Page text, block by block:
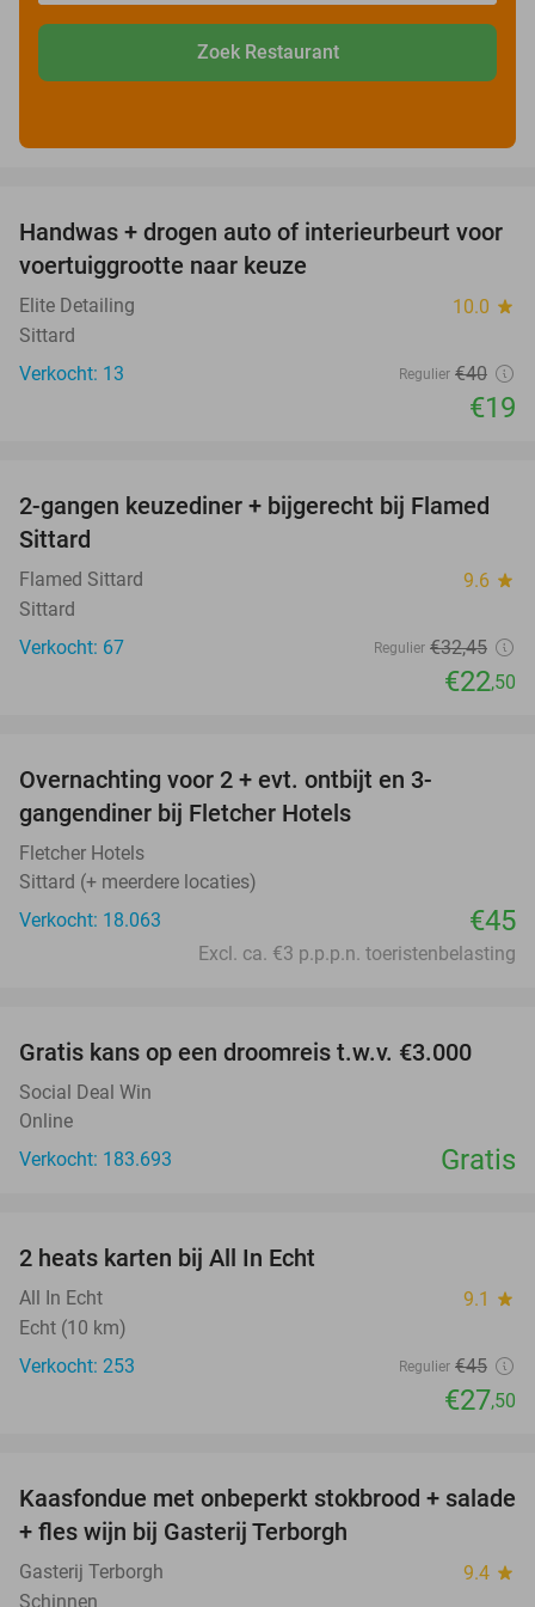
Zoek Restaurant
53%
Handwas + drogen auto of interieurbeurt voor
voertuiggrootte naar keuze
Elite Detailing 10.0 star
Sittard
Verkocht: 13
Regulier €40
€19
31%
2-gangen keuzediner + bijgerecht bij Flamed
Sittard
Flamed Sittard 9.6 star
Sittard
Verkocht: 67
Regulier €32,45
€22,50
Overnachting voor 2 + evt. ontbijt en 3-
gangendiner bij Fletcher Hotels
Fletcher Hotels
Sittard (+ meerdere locaties)
Verkocht: 18.063
€45
Excl. ca. €3 p.p.p.n. toeristenbelasting
Gratis kans op een droomreis t.w.v. €3.000
Social Deal Win
Online
Verkocht: 183.693
Gratis
2 heats karten bij All In Echt
All In Echt 9.1 star
Echt (10 km)
Verkocht: 253
Regulier €45
€27,50
44%
Kaasfondue met onbeperkt stokbrood + salade
+ fles wijn bij Gasterij Terborgh
Gasterij Terborgh 9.4 star
Schinnen